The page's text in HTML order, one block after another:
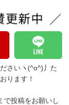
さいヽ(^o^)丿 た
ります！
で投稿をお願いし